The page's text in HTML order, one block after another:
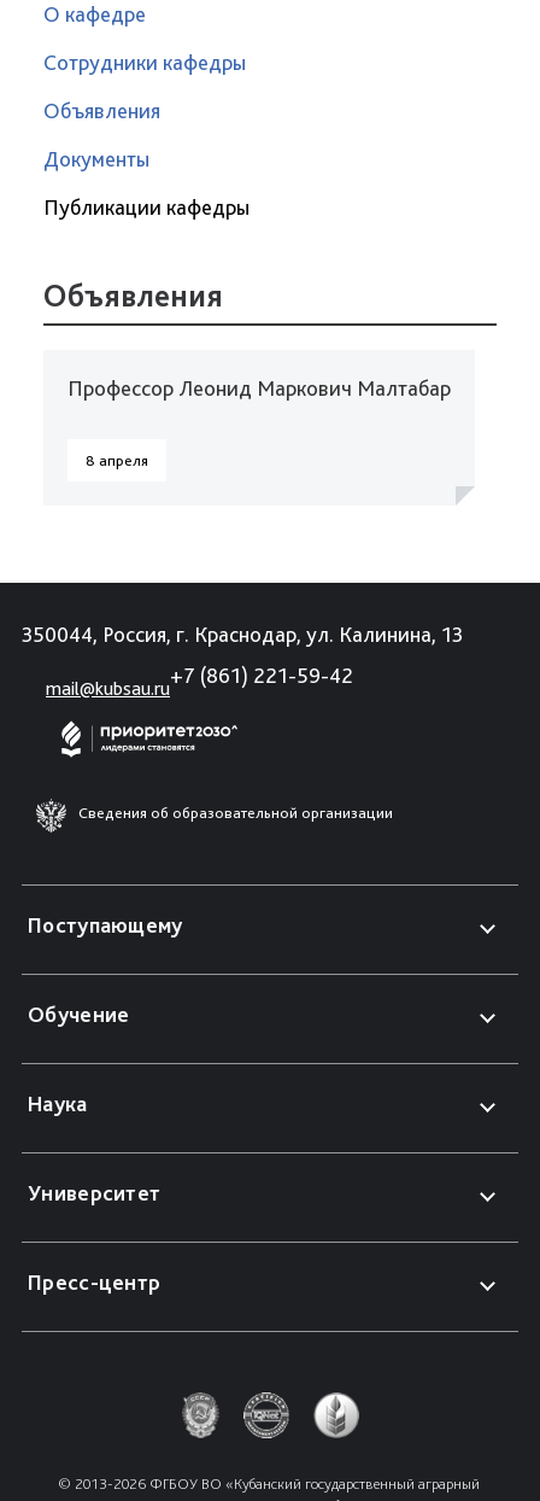
О кафедре
Сотрудники кафедры
Объявления
Документы
Публикации кафедры
Объявления
Профессор Леонид Маркович Малтабар
8 апреля
350044, Россия, г. Краснодар, ул. Калинина, 13
mail@kubsau.ru
+7 (861) 221-59-42
Сведения об образовательной организации
Поступающему
Обучение
Наука
Университет
Пресс-центр
© 2013-2026 ФГБОУ ВО «Кубанский государственный аграрный